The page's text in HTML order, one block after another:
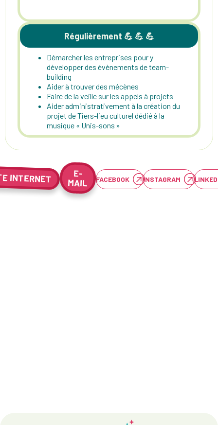
Régulièrement 💪 💪 💪
Démarcher les entreprises pour y
développer des évènements de team-
building
Aider à trouver des mécènes
Faire de la veille sur les appels à projets
Aider administrativement à la création du
projet de Tiers-lieu culturel dédié à la
musique « Unis-sons »
INTERNET E-
MAIL FACEBOOK INSTAGRAM